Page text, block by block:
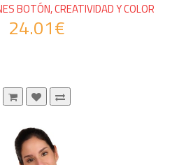
BOTÓN, CREATIVIDAD Y COLOR
24.01€